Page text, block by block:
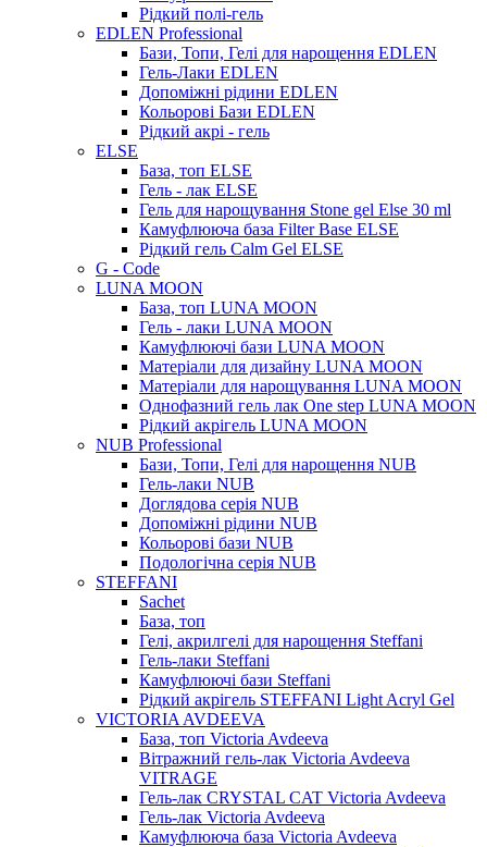
Рідкий полі-гель
EDLEN Professional
Бази, Топи, Гелі для нарощення EDLEN
Гель-Лаки EDLEN
Допоміжні рідини EDLEN
Кольорові Бази EDLEN
Рідкий акрі - гель
ELSE
База, топ ELSE
Гель - лак ELSE
Гель для нарощування Stone gel Else 30 ml
Камуфлююча база Filter Base ELSE
Рідкий гель Calm Gel ELSE
G - Code
LUNA MOON
База, топ LUNA MOON
Гель - лаки LUNA MOON
Камуфлюючі бази LUNA MOON
Матеріали для дизайну LUNA MOON
Матеріали для нарощування LUNA MOON
Однофазний гель лак One step LUNA MOON
Рідкий акрігель LUNA MOON
NUB Professional
Бази, Топи, Гелі для нарощення NUB
Гель-лаки NUB
Доглядова серія NUB
Допоміжні рідини NUB
Кольорові бази NUB
Подологічна серія NUB
STEFFANI
Sachet
База, топ
Гелі, акрилгелі для нарощення Steffani
Гель-лаки Steffani
Камуфлюючі бази Steffani
Рідкий акрігель STEFFANI Light Acryl Gel
VICTORIA AVDEEVA
База, топ Victoria Avdeeva
Вітражний гель-лак Victoria Avdeeva
VITRAGE
Гель-лак CRYSTAL CAT Victoria Avdeeva
Гель-лак Victoria Avdeeva
Камуфлююча база Victoria Avdeeva